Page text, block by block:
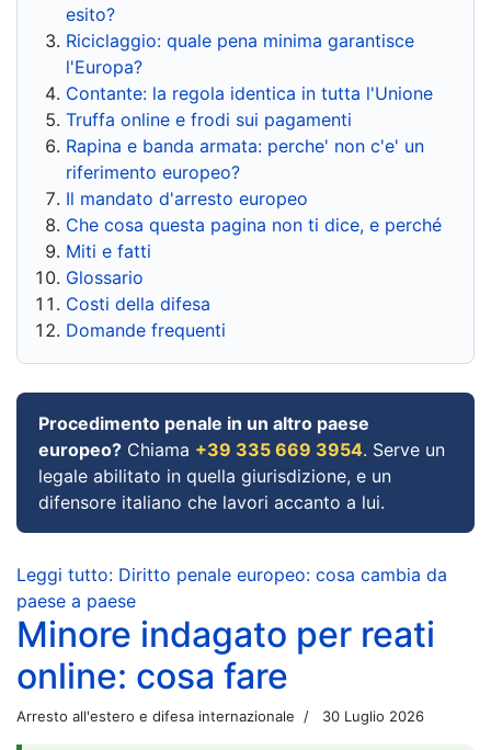
esito?
Riciclaggio: quale pena minima garantisce
l'Europa?
Contante: la regola identica in tutta l'Unione
Truffa online e frodi sui pagamenti
Rapina e banda armata: perche' non c'e' un
riferimento europeo?
Il mandato d'arresto europeo
Che cosa questa pagina non ti dice, e perché
Miti e fatti
Glossario
Costi della difesa
Domande frequenti
Procedimento penale in un altro paese
europeo? Chiama +39 335 669 3954. Serve un
legale abilitato in quella giurisdizione, e un
difensore italiano che lavori accanto a lui.
Leggi tutto: Diritto penale europeo: cosa cambia da
paese a paese
Minore indagato per reati
online: cosa fare
Arresto all'estero e difesa internazionale 30 Luglio 2026